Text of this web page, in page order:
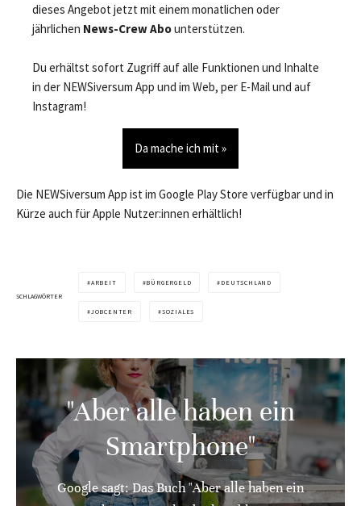
dieses Angebot jetzt mit einem monatlichen oder
jährlichen News-Crew Abounterstützen.
Du erhältst sofort Zugriff auf alle Funktionen und Inhalte
in der NEWSiversum App und im Web, per E-Mail und auf
Instagram!
Da mache ich mit »
Die NEWSiversum App ist im Google Play Store verfügbar und in
Kürze auch für Apple Nutzer:innen erhältlich!
SCHLAGWÖRTER
ARBEIT BÜRGERGELD DEUTSCHLAND
JOBCENTER SOZIALES
"Aber alle haben ein
Smartphone"
Google sagt: Das Buch "Aber alle haben ein